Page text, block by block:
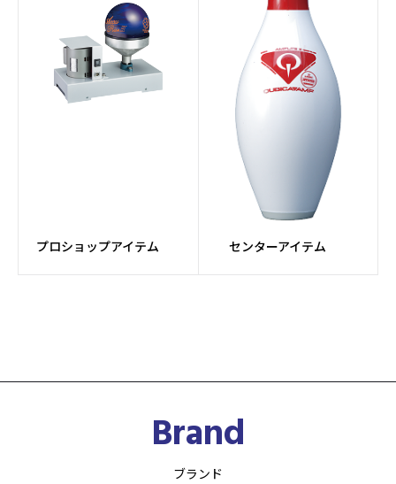
プロショップアイテム センターアイテム
Brand
ブランド